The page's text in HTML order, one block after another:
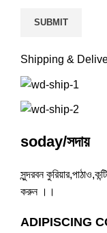
Shipping &
soday/সদায়
সুন্দরবন
করুন ।।
ADIPISCING